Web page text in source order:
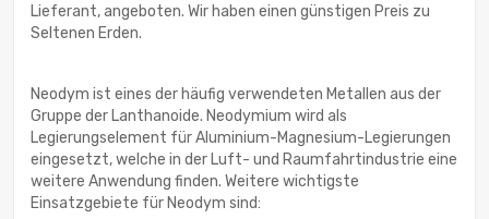
Lieferant, angeboten. Wir haben einen günstigen Preis zu
Seltenen Erden.
Neodym ist eines der häufig verwendeten Metallen aus der
Gruppe der Lanthanoide. Neodymium wird als
Legierungselement für Aluminium-Magnesium-Legierungen
eingesetzt, welche in der Luft- und Raumfahrtindustrie eine
weitere Anwendung finden. Weitere wichtigste
Einsatzgebiete für Neodym sind: